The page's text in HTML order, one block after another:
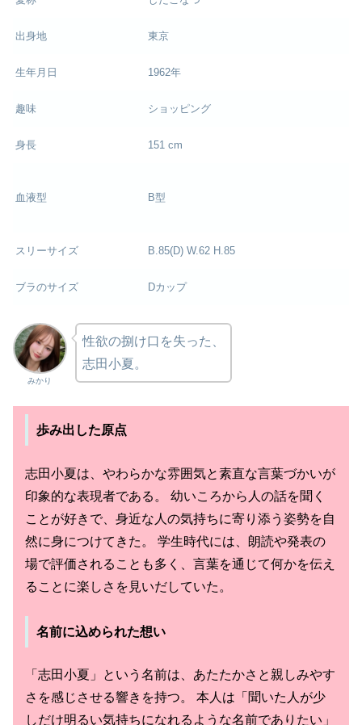
出身地 東京
生年月日 1962年
趣味 ショッピング
身長 151 cm
血液型 B型
スリーサイズ B.85(D) W.62 H.85
ブラのサイズ Dカップ
みかり
性欲の捌け口を失った、
志田小夏。
歩み出した原点
志田小夏は、やわらかな雰囲気と素直な言葉づかいが
印象的な表現者である。 幼いころから人の話を聞く
ことが好きで、身近な人の気持ちに寄り添う姿勢を自
然に身につけてきた。 学生時代には、朗読や発表の
場で評価されることも多く、言葉を通じて何かを伝え
ることに楽しさを見いだしていた。
名前に込められた想い
「志田小夏」という名前は、あたたかさと親しみやす
さを感じさせる響きを持つ。 本人は「聞いた人が少
しだけ明るい気持ちになれるような名前でありたい」